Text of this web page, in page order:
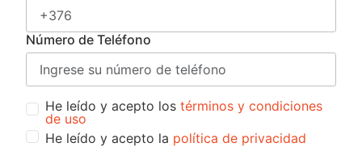
Número de Teléfono
He leído y acepto los términos y condiciones
de uso
He leído y acepto la política de privacidad